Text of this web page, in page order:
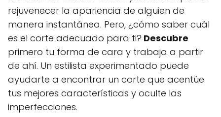
rejuvenecer la apariencia de alguien de
manera instantánea. Pero, ¿cómo saber cuál
es el corte adecuado para ti? Descubre
primero tu forma de cara y trabaja a partir
de ahí. Un estilista experimentado puede
ayudarte a encontrar un corte que acentúe
tus mejores características y oculte las
imperfecciones.